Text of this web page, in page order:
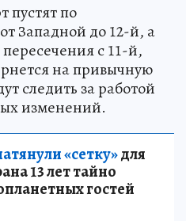
пустят по
Западной до 12-й, а
с 11-й,
на привычную
следить за работой
изменений.
«сетку»для
13 лет тайно
гостей